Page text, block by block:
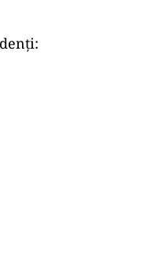
partide
candidata alianței
Aflată în a